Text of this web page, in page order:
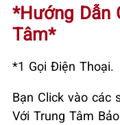
*Hướng Dẫn
Tâm*
*1 Gọi Điện Thoại.
Bạn Click vào các
Với Trung Tâm